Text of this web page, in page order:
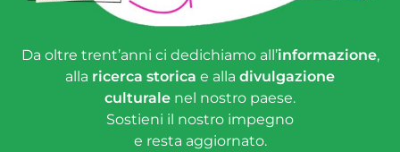
Da oltre trent’anni ci dedichiamo all’informazione,
alla ricerca storica e alla divulgazione
culturale nel nostro paese.
Sostieni il nostro impegno
e resta aggiornato.